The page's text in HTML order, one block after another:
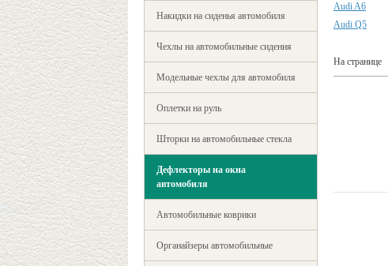
Накидки на сиденья автомобиля
Чехлы на автомобильные сидения
Модельные чехлы для автомобиля
Оплетки на руль
Шторки на автомобильные стекла
Дефлекторы на окна
автомобиля
Автомобильные коврики
Органайзеры автомобильные
Audi A6
Audi Q5
На странице